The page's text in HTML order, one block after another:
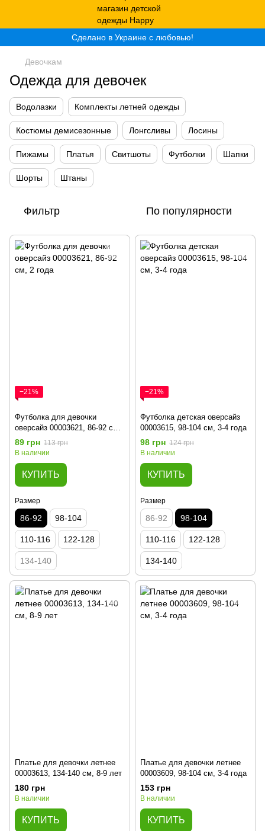
Сделано в Украине с любовью!
Девочкам
Одежда для девочек
Водолазки Комплекты летней одежды
Костюмы демисезонные Лонгсливы Лосины
Пижамы Платья Свитшоты Футболки Шапки
Шорты Штаны
Фильтр По популярности
−21%
Футболка для девочки
оверсайз 00003621, 86-92 см,
2 года
89 грн 113 грн
В наличии
КУПИТЬ
Размер
86-92 98-104
110-116 122-128
134-140
−21%
Футболка детская оверсайз
00003615, 98-104 см, 3-4 года
98 грн 124 грн
В наличии
КУПИТЬ
Размер
86-92 98-104
110-116 122-128
134-140
Платье для девочки летнее
00003613, 134-140 см, 8-9 лет
180 грн
В наличии
КУПИТЬ
Платье для девочки летнее
00003609, 98-104 см, 3-4 года
153 грн
В наличии
КУПИТЬ